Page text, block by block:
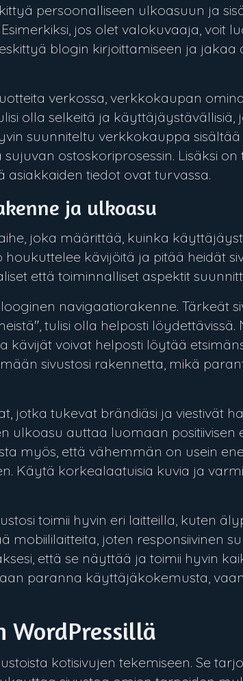
persoonalliseen ulkoasuun ja
jos olet valokuvaaja, voit
blogin kirjoittamiseen ja jakaa
verkossa, verkkokaupan
olla selkeitä ja käyttäjäystävällisiä,
suunniteltu verkkokauppa
ostoskoriprosessin. Lisäksi
tiedot ovat turvassa.
ja ulkoasu
joka määrittää, kuinka
houkuttelee kävijöitä ja pitää heidät
että toiminnalliset aspektit
navigaatiorakenne. Tärkeät
tulisi olla helposti löydettävissä.
kävijät voivat helposti löytää
sivustosi rakennetta, mikä
jotka tukevat brändiäsi ja viestivät
ulkoasu auttaa luomaan positiivisen
myös, että vähemmän on usein
Käytä korkealaatuisia kuvia ja
toimii hyvin eri laitteilla, kuten
joten responsiivinen
että se näyttää ja toimii hyvin
paranna käyttäjäkokemusta,
WordPressillä
kotisivujen tekemiseen. Se